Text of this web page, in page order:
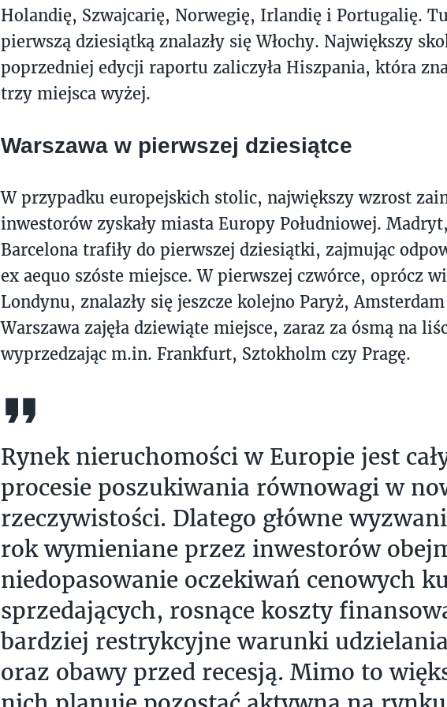
Holandię, Szwajcarię, Norwegię, Irlandię i Portugalię.
pierwszą dziesiątką znalazły się Włochy. Największy
poprzedniej edycji raportu zaliczyła Hiszpania, która
trzy miejsca wyżej.
Warszawa w pierwszej dziesiątce
W przypadku europejskich stolic, największy wzrost
inwestorów zyskały miasta Europy Południowej.
Barcelona trafiły do pierwszej dziesiątki, zajmując
ex aequo szóste miejsce. W pierwszej czwórce, oprócz
Londynu, znalazły się jeszcze kolejno Paryż,
Warszawa zajęła dziewiąte miejsce, zaraz za ósmą na
wyprzedzając m.in. Frankfurt, Sztokholm czy Pragę.
Rynek nieruchomości w Europie jest
procesie poszukiwania równowagi w
rzeczywistości. Dlatego główne
rok wymieniane przez inwestorów
niedopasowanie oczekiwań cenowych
sprzedających, rosnące koszty
bardziej restrykcyjne warunki
oraz obawy przed recesją. Mimo to